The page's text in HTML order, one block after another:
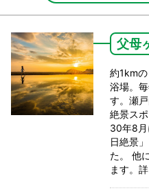
父母
約1km
浴場。
す。瀬
絶景ス
30年8月
日絶景
た。 他
ます。